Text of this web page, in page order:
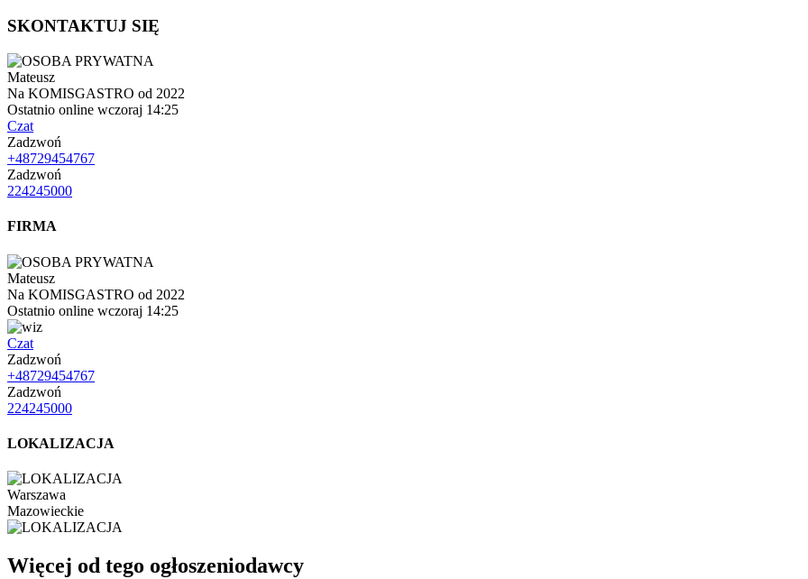
SKONTAKTUJ SIĘ
Mateusz
Na KOMISGASTRO od 2022
Ostatnio online wczoraj 14:25
Czat
Zadzwoń
+48729454767
Zadzwoń
224245000
FIRMA
Mateusz
Na KOMISGASTRO od 2022
Ostatnio online wczoraj 14:25
Czat
Zadzwoń
+48729454767
Zadzwoń
224245000
LOKALIZACJA
Warszawa
Mazowieckie
Więcej od tego ogłoszeniodawcy